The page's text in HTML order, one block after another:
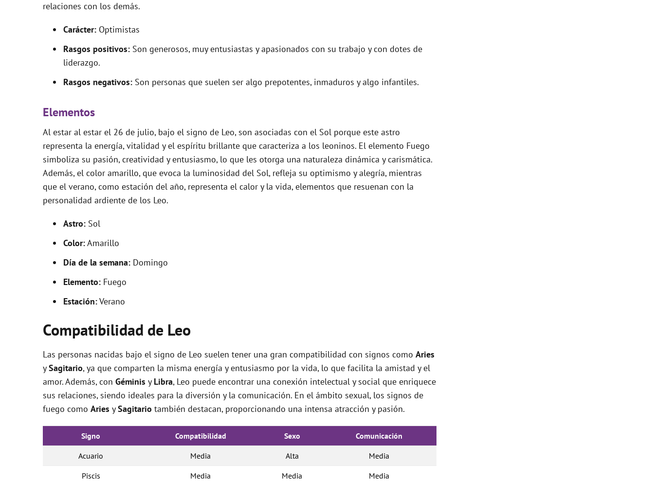
relaciones con los demás.
Carácter: Optimistas
Rasgos positivos: Son generosos, muy entusiastas y apasionados con su trabajo y con dotes de
liderazgo.
Rasgos negativos: Son personas que suelen ser algo prepotentes, inmaduros y algo infantiles.
Elementos
Al estar al estar el 26 de julio, bajo el signo de Leo, son asociadas con el Sol porque este astro
representa la energía, vitalidad y el espíritu brillante que caracteriza a los leoninos. El elemento Fuego
simboliza su pasión, creatividad y entusiasmo, lo que les otorga una naturaleza dinámica y carismática.
Además, el color amarillo, que evoca la luminosidad del Sol, refleja su optimismo y alegría, mientras
que el verano, como estación del año, representa el calor y la vida, elementos que resuenan con la
personalidad ardiente de los Leo.
Astro: Sol
Color:Amarillo
Día de la semana: Domingo
Elemento: Fuego
Estación:Verano
Compatibilidad de Leo
Las personas nacidas bajo el signo de Leo suelen tener una gran compatibilidad con signos como Aries
ySagitario, ya que comparten la misma energía y entusiasmo por la vida, lo que facilita la amistad y el
amor. Además, con Géminis y Libra, Leo puede encontrar una conexión intelectual y social que enriquece
sus relaciones, siendo ideales para la diversión y la comunicación. En el ámbito sexual, los signos de
fuego como Aries ySagitario también destacan, proporcionando una intensa atracción y pasión.
Signo Compatibilidad Sexo Comunicación
Acuario Media Alta Media
Piscis Media Media Media